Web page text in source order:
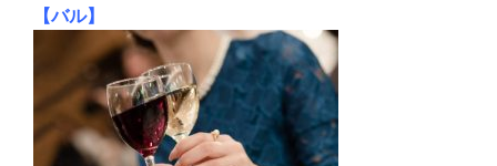
【バル】